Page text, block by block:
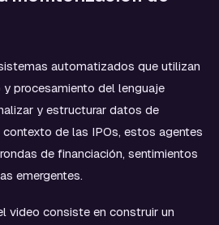
automatizados que utilizan
procesamiento del lenguaje
y estructurar datos de
de las IPOs, estos agentes
de financiación, sentimientos
emergentes.
video consiste en construir un